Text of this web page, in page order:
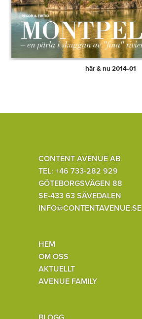
här & nu 2014‑01
CONTENT AVENUE AB
TEL: +46 733-282 929
GÖTEBORGSVÄGEN 88
SE-433 63 SÄVEDALEN
INFO@CONTENTAVENUE.SE
HEM
OM OSS
AKTUELLT
AVENUE FAMILY